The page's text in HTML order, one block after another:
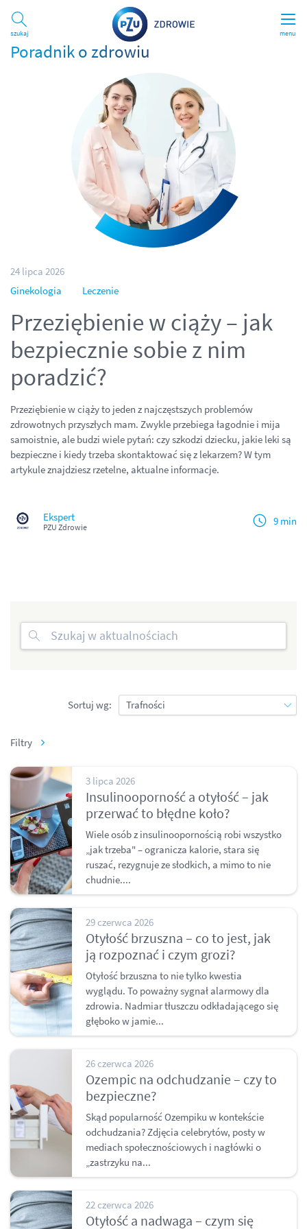
menu
Szukaj
Poradnik o zdrowiu
24 lipca 2026
Ginekologia
Leczenie
Przeziębienie w ciąży – jak
bezpiecznie sobie z nim
poradzić?
Przeziębienie w ciąży to jeden z najczęstszych problemów
zdrowotnych przyszłych mam. Zwykle przebiega łagodnie i mija
samoistnie, ale budzi wiele pytań: czy szkodzi dziecku, jakie leki są
bezpieczne i kiedy trzeba skontaktować się z lekarzem? W tym
artykule znajdziesz rzetelne, aktualne informacje.
Ekspert
PZU Zdrowie 9 min
Sortuj wg:
Filtry
3 lipca 2026
Insulinooporność a otyłość – jak
przerwać to błędne koło?
Wiele osób z insulinoopornością robi wszystko
„jak trzeba" – ogranicza kalorie, stara się
ruszać, rezygnuje ze słodkich, a mimo to nie
chudnie....
29 czerwca 2026
Otyłość brzuszna – co to jest, jak
ją rozpoznać i czym grozi?
Otyłość brzuszna to nie tylko kwestia
wyglądu. To poważny sygnał alarmowy dla
zdrowia. Nadmiar tłuszczu odkładającego się
głęboko w jamie...
26 czerwca 2026
Ozempic na odchudzanie – czy to
bezpieczne?
Skąd popularność Ozempiku w kontekście
odchudzania? Zdjęcia celebrytów, posty w
mediach społecznościowych i nagłówki o
„zastrzyku na...
22 czerwca 2026
Otyłość a nadwaga – czym się